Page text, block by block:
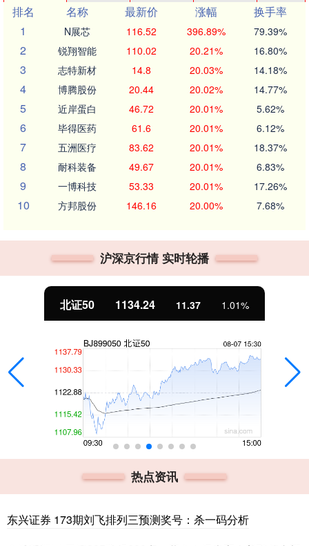
排名
名称 最新价 涨幅
换手率
1
N展芯 116.52 396.89% 79.39%
2 锐翔智能 110.02 20.21% 16.80%
3 志特新材 14.8 20.03% 14.18%
4 博腾股份 20.44 20.02% 14.77%
5 近岸蛋白 46.72 20.01% 5.62%
6 毕得医药 61.6 20.01% 6.12%
7 五洲医疗 83.62 20.01% 18.37%
8 耐科装备 49.67 20.01% 6.83%
9 一博科技 53.33 20.01% 17.26%
10 方邦股份 146.16 20.00% 7.68%
沪深京行情 实时轮播
北证50 1134.24 11.37 1.01%
热点资讯
东兴证券 173期刘飞排列三预测奖号：杀一码分析